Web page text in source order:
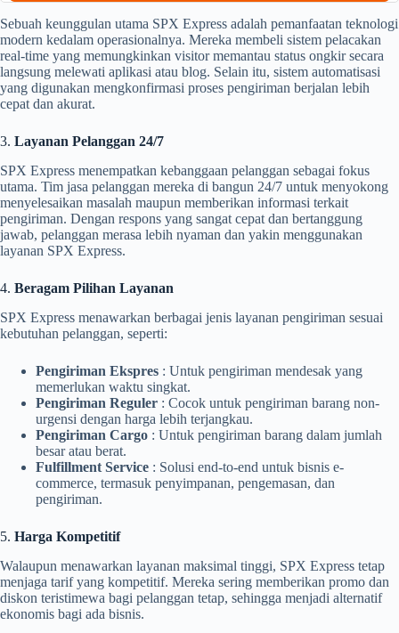
Sebuah keunggulan utama SPX Express adalah pemanfaatan teknologi
modern kedalam operasionalnya. Mereka membeli sistem pelacakan
real-time yang memungkinkan visitor memantau status ongkir secara
langsung melewati aplikasi atau blog. Selain itu, sistem automatisasi
yang digunakan mengkonfirmasi proses pengiriman berjalan lebih
cepat dan akurat.
3. Layanan Pelanggan 24/7
SPX Express menempatkan kebanggaan pelanggan sebagai fokus
utama. Tim jasa pelanggan mereka di bangun 24/7 untuk menyokong
menyelesaikan masalah maupun memberikan informasi terkait
pengiriman. Dengan respons yang sangat cepat dan bertanggung
jawab, pelanggan merasa lebih nyaman dan yakin menggunakan
layanan SPX Express.
4. Beragam Pilihan Layanan
SPX Express menawarkan berbagai jenis layanan pengiriman sesuai
kebutuhan pelanggan, seperti:
Pengiriman Ekspres : Untuk pengiriman mendesak yang
memerlukan waktu singkat.
Pengiriman Reguler : Cocok untuk pengiriman barang non-
urgensi dengan harga lebih terjangkau.
Pengiriman Cargo : Untuk pengiriman barang dalam jumlah
besar atau berat.
Fulfillment Service : Solusi end-to-end untuk bisnis e-
commerce, termasuk penyimpanan, pengemasan, dan
pengiriman.
5. Harga Kompetitif
Walaupun menawarkan layanan maksimal tinggi, SPX Express tetap
menjaga tarif yang kompetitif. Mereka sering memberikan promo dan
diskon teristimewa bagi pelanggan tetap, sehingga menjadi alternatif
ekonomis bagi ada bisnis.